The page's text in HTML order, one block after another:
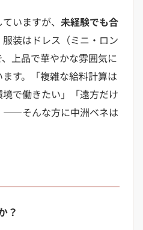
いますが、未経験でも合
服装はドレス（ミニ・ロン
上品で華やかな雰囲気に
す。「複雑な給料計算は
で働きたい」「遠方だけ
——そんな方に中洲ベネは
？